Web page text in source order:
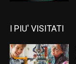
I PIU' VISITATI